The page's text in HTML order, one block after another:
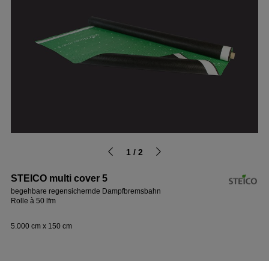
1 / 2
STEICO multi cover 5
begehbare regensichernde Dampfbremsbahn
Rolle à 50 lfm
5.000 cm x 150 cm